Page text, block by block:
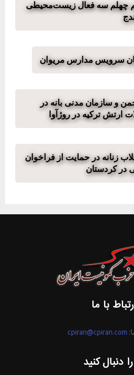
چهلم سه فعال زیست‌محیطی
سرویس مدارس مریوان
و سازمان مدنی بانه در
ارتش ترکیه در روژآوا
زنانه در حمایت از فراخوان
در کردستان
با ما
cpiran@cpiran.com
دنبال کنید